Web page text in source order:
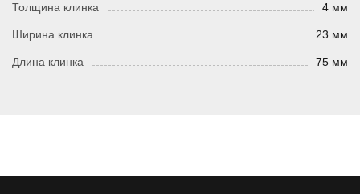
Толщина клинка 4 мм
Ширина клинка 23 мм
Длина клинка 75 мм